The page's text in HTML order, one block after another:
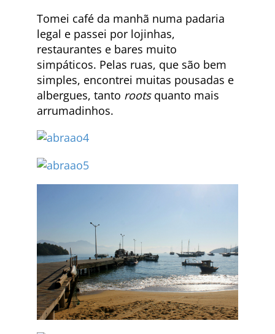
Tomei café da manhã numa padaria
legal e passei por lojinhas,
restaurantes e bares muito
simpáticos. Pelas ruas, que são bem
simples, encontrei muitas pousadas e
albergues, tanto rootsquanto mais
arrumadinhos.